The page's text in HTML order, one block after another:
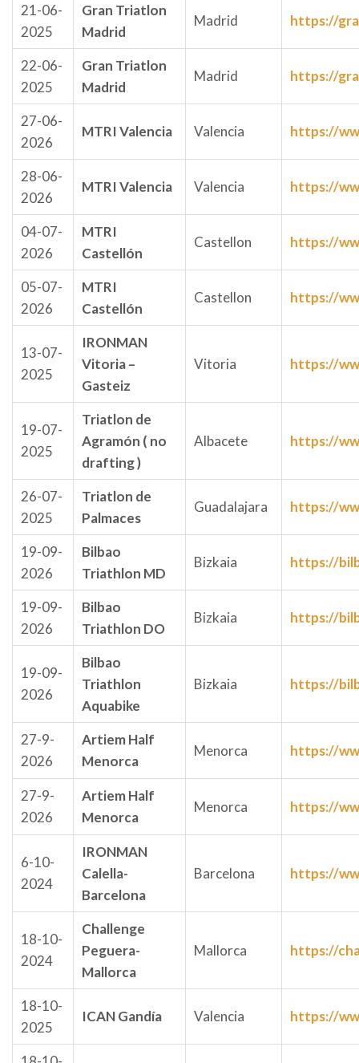
21-06-
2025
Gran Triatlon
Madrid
Madrid https://
22-06-
2025
Gran Triatlon
Madrid
Madrid https://
27-06-
2026
MTRI Valencia Valencia https://
28-06-
2026
MTRI Valencia Valencia https://
04-07-
2026
MTRI
Castellón
Castellon https://
05-07-
2026
MTRI
Castellón
Castellon https://
13-07-
2025
IRONMAN
Vitoria –
Gasteiz
Vitoria https://
19-07-
2025
Triatlon de
Agramón ( no
drafting )
Albacete https://
26-07-
2025
Triatlon de
Palmaces
Guadalajara https://
19-09-
2026
Bilbao
Triathlon MD
Bizkaia https://
19-09-
2026
Bilbao
Triathlon DO
Bizkaia https://
19-09-
2026
Bilbao
Triathlon
Aquabike
Bizkaia https://
27-9-
2026
Artiem Half
Menorca
Menorca https://
27-9-
2026
Artiem Half
Menorca
Menorca https://
6-10-
2024
IRONMAN
Calella-
Barcelona
Barcelona https://
18-10-
2024
Challenge
Peguera-
Mallorca
Mallorca https://
18-10-
2025
ICAN Gandía Valencia https://